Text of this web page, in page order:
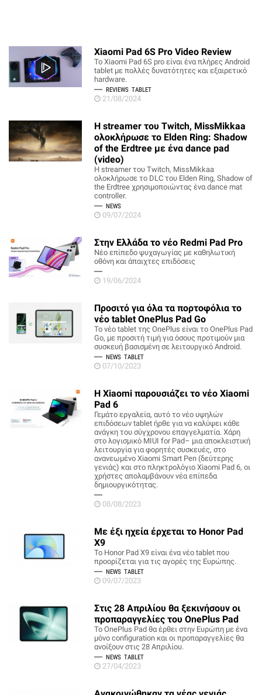
Xiaomi Pad 6S Pro Video Review
Το Xiaomi Pad 6S pro είναι ένα πλήρες Android
tablet με πολλές δυνατότητες και εξαιρετικό
hardware.
REVIEWS TABLET
21/08/2024
Η streamer του Twitch, MissMikkaa
ολοκλήρωσε το Elden Ring: Shadow
of the Erdtree με ένα dance pad
(video)
Η streamer του Twitch, MissMikkaa
ολοκλήρωσε το DLC του Elden Ring, Shadow of
the Erdtree χρησιμοποιώντας ένα dance mat
controller.
NEWS
09/07/2024
Στην Ελλάδα το νέο Redmi Pad Pro
Νέο επίπεδο ψυχαγωγίας με καθηλωτική
οθόνη και άπαιχτες επιδόσεις
19/06/2024
Προσιτό για όλα τα πορτοφόλια το
νέο tablet OnePlus Pad Go
Το νέο tablet της OnePlus είναι το OnePlus Pad
Go, με προσιτή τιμή για όσους προτιμούν μια
συσκευή βασισμένη σε λειτουργικό Android.
NEWS TABLET
07/10/2023
H Xiaomi παρουσιάζει το νέο Xiaomi
Pad 6
Γεμάτo εργαλεία, αυτό το νέο υψηλών
επιδόσεων tablet ήρθε για να καλύψει κάθε
ανάγκη του σύγχρονου επαγγελματία. Χάρη
στο λογισμικό MIUI for Pad– μια αποκλειστική
λειτουργία για φορητές συσκευές, στο
ανανεωμένο Xiaomi Smart Pen (δεύτερης
γενιάς) και στο πληκτρολόγιο Xiaomi Pad 6, οι
χρήστες απολαμβάνουν νέα επίπεδα
δημιουργικότητας.
08/08/2023
Με έξι ηχεία έρχεται το Honor Pad
X9
To Honor Pad X9 είναι ένα νέο tablet που
προορίζεται για τις αγορές της Ευρώπης.
NEWS TABLET
09/07/2023
Στις 28 Απριλίου θα ξεκινήσουν οι
προπαραγγελίες του OnePlus Pad
Το OnePlus Pad θα έρθει στην Ευρώπη με ένα
μόνο configuration και οι προπαραγγελίες θα
ανοίξουν στις 28 Απριλίου.
NEWS TABLET
27/04/2023